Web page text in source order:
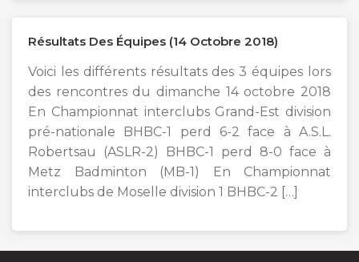
Résultats Des Équipes (14 Octobre 2018)
Voici les différents résultats des 3 équipes lors
des rencontres du dimanche 14 octobre 2018
En Championnat interclubs Grand-Est division
pré-nationale BHBC-1 perd 6-2 face à A.S.L.
Robertsau (ASLR-2) BHBC-1 perd 8-0 face à
Metz Badminton (MB-1) En Championnat
interclubs de Moselle division 1 BHBC-2 […]